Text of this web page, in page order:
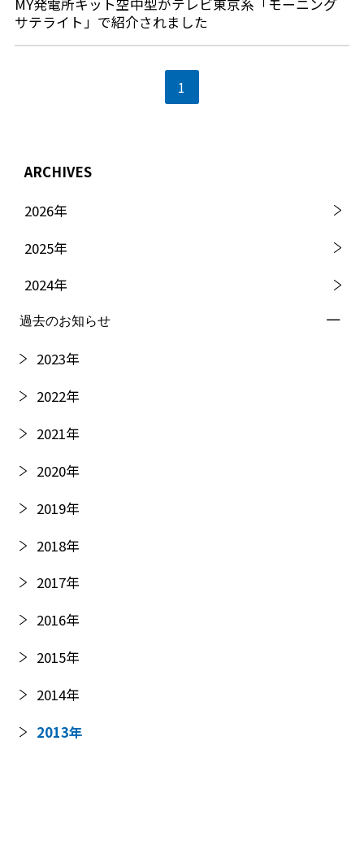
MY発電所キット空中型がテレビ東京系「モーニング
サテライト」で紹介されました
1
ARCHIVES
2026年
2025年
2024年
過去のお知らせ
2023年
2022年
2021年
2020年
2019年
2018年
2017年
2016年
2015年
2014年
2013年